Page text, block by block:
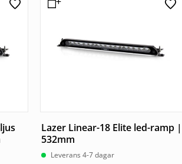
Lazer Linear-18 Elite led-ramp |
532mm
Leverans 4-7 dagar